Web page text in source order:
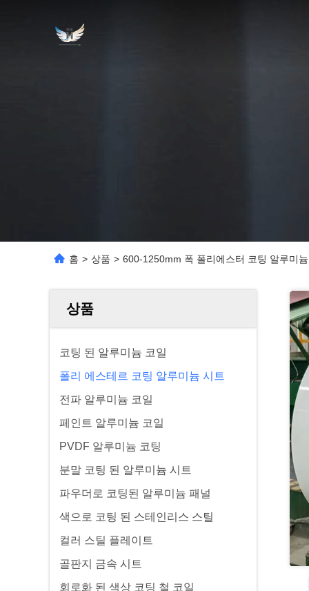
홈 > 상품 > 600-1250mm 폭 폴리에스터 코팅 알루미
상품
코팅 된 알루미늄 코일
폴리 에스테르 코팅 알루미늄 시트
전파 알루미늄 코일
페인트 알루미늄 코일
PVDF 알루미늄 코팅
분말 코팅 된 알루미늄 시트
파우더로 코팅된 알루미늄 패널
색으로 코팅 된 스테인리스 스틸
컬러 스틸 플레이트
골판지 금속 시트
회로화 된 색상 코팅 철 코일